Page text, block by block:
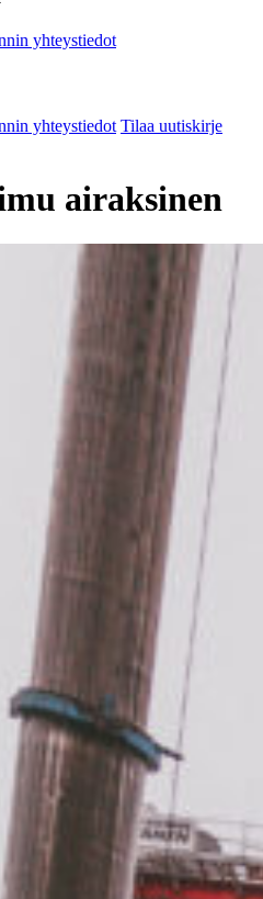
yhteystiedot
yhteystiedot Tilaa uutiskirje
airaksinen